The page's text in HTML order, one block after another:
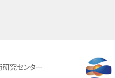
研究センター